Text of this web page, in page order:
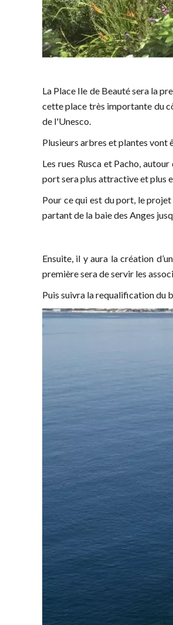
La Place Ile de Beauté sera la
cette place très importante du
de l'Unesco.
Plusieurs arbres et plantes vont
Les rues Rusca et Pacho,
port sera plus attractive et plus
Pour ce qui est du port, le
partant de la baie des Anges
Ensuite, il y aura la création d’un
première sera de servir les
Puis suivra la requalification du